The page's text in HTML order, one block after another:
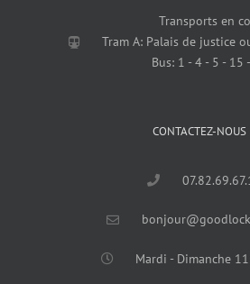
Transports en
Tram A: Palais de justice
Bus: 1 - 4 - 5 - 15
CONTACTEZ-NOUS
Mardi - Dimanche